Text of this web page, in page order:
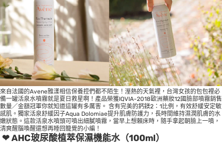
來自法國的Avene雅漾相信保養控們都不陌生！溼熱的天氣裡，台灣女孩的包包裡必
備一罐活泉水噴霧就是夏日救星啊！產品榮獲IQVIA-2018歐洲藥妝12國臉部噴霧銷售
數量／金額冠軍你就知道這罐有多厲害。 含有完美的鈣鎂2：1比例，有效舒緩安定敏
感肌。獨家活泉舒緩因子Aqua Dolomiae提升肌膚防護力，長時間維持濕潤肌膚的水
嫩狀態。這款活泉水噴頭可噴出細膩噴霧，當早上想賴床時，隨手拿起朝臉上一噴，
清爽醒腦喚醒還想再睡回籠覺的小編！
❤ AHC玻尿酸植萃保濕機能水（100ml）